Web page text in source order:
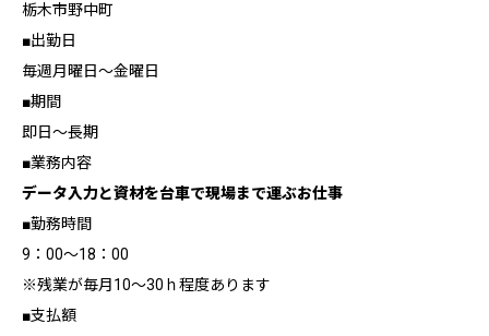
栃木市野中町
■出勤日
毎週月曜日～金曜日
■期間
即日～長期
■業務内容
データ入力と資材を台車で現場まで運ぶお仕事
■勤務時間
9：00～18：00
※残業が毎月10～30ｈ程度あります
■支払額